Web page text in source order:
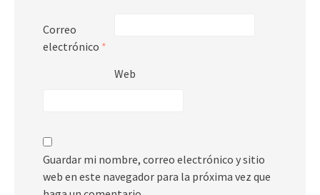
Correo
electrónico *
Web
Guardar mi nombre, correo electrónico y sitio
web en este navegador para la próxima vez que